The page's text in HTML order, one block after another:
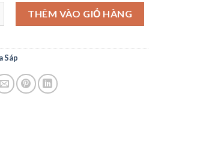
THÊM VÀO GIỎ HÀNG
Sáp